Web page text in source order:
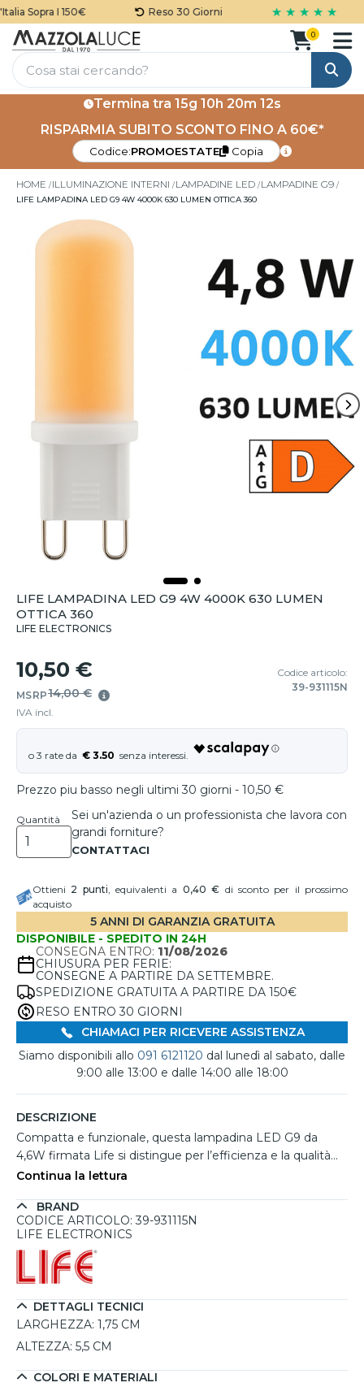
Sopra I 150€ Reso 30 Giorni ★ ★ ★ ★ ★
Cerca
0
Termina tra 15g 10h 20m 12s
RISPARMIA SUBITO SCONTO FINO A 60€*
Codice:PROMOESTATE Copia
HOME ILLUMINAZIONE INTERNI LAMPADINE LED LAMPADINE G9
LIFE LAMPADINA LED G9 4W 4000K 630 LUMEN OTTICA 360
LIFE LAMPADINA LED G9 4W 4000K 630 LUMEN
OTTICA 360
LIFE ELECTRONICS
10,50 €
MSRP14,00 €
IVA incl.
Codice articolo:
39-931115N
€ 3.50
Prezzo piu basso negli ultimi 30 giorni - 10,50 €
Quantità
Sei un'azienda o un professionista che lavora con
grandi forniture?
Ottieni 2 punti, equivalenti a 0,40 € di sconto per il prossimo
acquisto
5 ANNI DI GARANZIA GRATUITA
DISPONIBILE - SPEDITO IN 24H
CONSEGNA ENTRO: 11/08/2026
CHIUSURA PER FERIE:
CONSEGNE A PARTIRE DA SETTEMBRE.
SPEDIZIONE GRATUITA A PARTIRE DA 150€
RESO ENTRO 30 GIORNI
CHIAMACI PER RICEVERE ASSISTENZA
Siamo disponibili allo 091 6121120 dal lunedì al sabato, dalle
9:00 alle 13:00 e dalle 14:00 alle 18:00
DESCRIZIONE
Compatta e funzionale, questa lampadina LED G9 da
4,6W firmata Life si distingue per l’efficienza e la qualità
dei materiali. Realizzata in ceramica e vetro satinato,
diffusione luminosa uniforme a 360°, rendendola ideale
per ambienti domestici come cucine, specchiere o
4000K e un flusso di 630 lumen, offre una luce bianca
naturale, immediatamente disponibile all'accensione. Non
è dimmerabile ed è progettata per un utilizzo intensivo,
grazie a una durata fino a 15.000 ore e 100.000 cicli di
Continua la lettura
BRAND
CODICE ARTICOLO: 39-931115N
LIFE ELECTRONICS
DETTAGLI TECNICI
LARGHEZZA: 1,75 CM
ALTEZZA: 5,5 CM
COLORI E MATERIALI